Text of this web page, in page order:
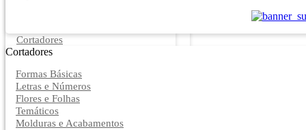
Cortadores
Cortadores
Formas Básicas
Letras e Números
Flores e Folhas
Temáticos
Molduras e Acabamentos